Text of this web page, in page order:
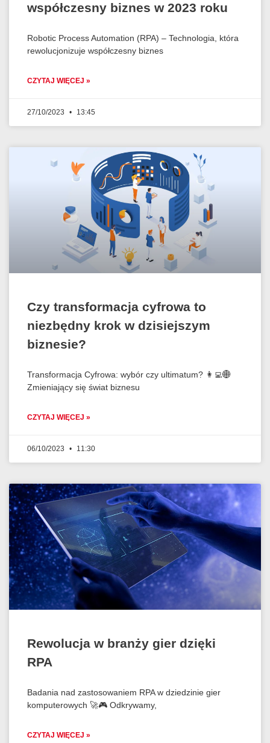
współczesny biznes w 2023 roku
Robotic Process Automation (RPA) – Technologia, która
rewolucjonizuje współczesny biznes
CZYTAJ WIĘCEJ »
27/10/2023 13:45
Czy transformacja cyfrowa to
niezbędny krok w dzisiejszym
biznesie?
Transformacja Cyfrowa: wybór czy ultimatum? 👩‍💻🌐
Zmieniający się świat biznesu
CZYTAJ WIĘCEJ »
06/10/2023 11:30
Rewolucja w branży gier dzięki
RPA
Badania nad zastosowaniem RPA w dziedzinie gier
komputerowych 🚀🎮 Odkrywamy,
CZYTAJ WIĘCEJ »